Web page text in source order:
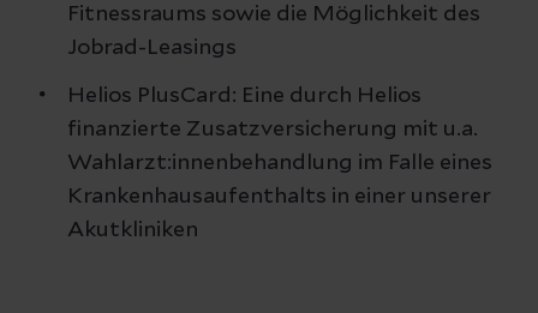
Fitnessraums sowie die Möglichkeit des
Jobrad-Leasings
Helios PlusCard: Eine durch Helios
finanzierte Zusatzversicherung mit u.a.
Wahlarzt:innenbehandlung im Falle eines
Krankenhausaufenthalts in einer unserer
Akutkliniken